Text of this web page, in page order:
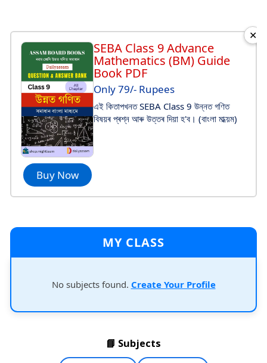
Buy Now
SEBA Class 9 Advance
Mathematics (BM) Guide
Book PDF
Only 79/- Rupees
এই কিতাপখনত SEBA Class 9 উন্নত গণিত
বিষয়ৰ প্ৰশ্ন আৰু উত্তৰ দিয়া হ'ব। (বাংলা মাধ্য়ম)
✕
MY CLASS
No subjects found. Create Your Profile
📘 Subjects